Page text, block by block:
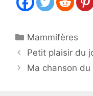
Catégories
Mammifères
Petit plaisir du
Ma chanson du